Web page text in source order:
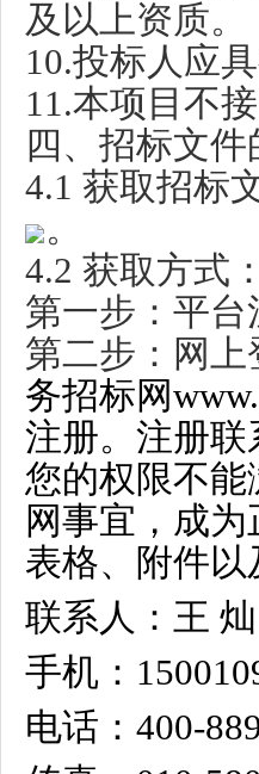
及以上资质。
10.投标人应
11.本项目不
四、招标文件
4.1 获取招标
。
4.2 获取方式：
第一步：平台
第二步：网上
务招标网
注册。注册联
您的权限不
网事宜，成
表格、附件
联系人：王 灿
手机：
电话：400-